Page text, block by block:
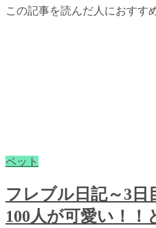
この記事を読んだ人におすす
ペット
フレブル日記～3日
100人が可愛い！